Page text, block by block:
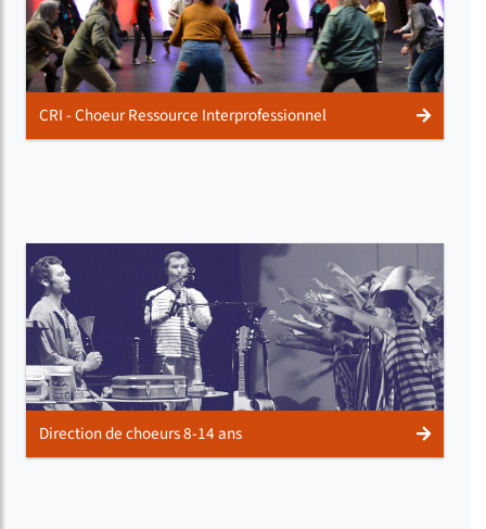
CRI - Choeur Ressource Interprofessionnel
Direction de choeurs 8-14 ans